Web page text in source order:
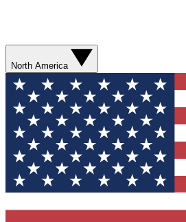
North America